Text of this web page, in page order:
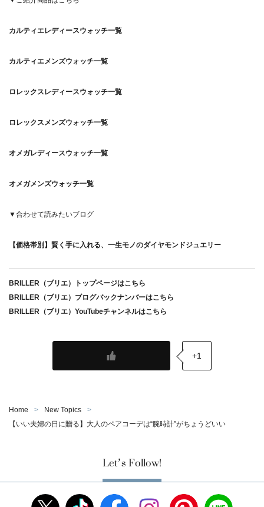
カルティエレディースウォッチ一覧
カルティエメンズウォッチ一覧
ロレックスレディースウォッチ一覧
ロレックスメンズウォッチ一覧
オメガレディースウォッチ一覧
オメガメンズウォッチ一覧
▼合わせて読みたいブログ
【価格帯別】賢く手に入れる、一生モノのダイヤモンドジュエリー
BRILLER（ブリエ）トップページはこちら
BRILLER（ブリエ）ブログバックナンバーはこちら
BRILLER（ブリエ）YouTubeチャンネルはこちら
+1
Home
New Topics
【いい夫婦の日に贈る】大人のペアコーデは“腕時計”がちょうどいい
Let’s Follow!